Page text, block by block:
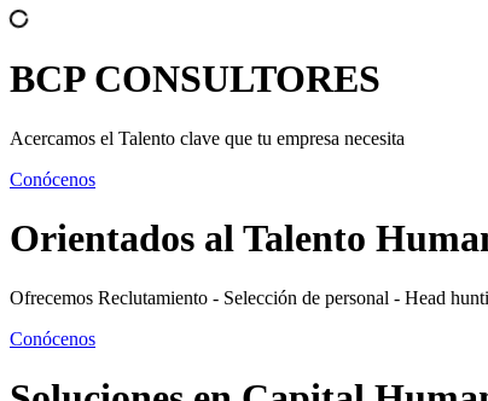
BCPCONSULTORES
Acercamos el Talento clave que tu empresa necesita
Conócenos
Orientados alTalento
Ofrecemos Reclutamiento - Selección de personal - Head
Conócenos